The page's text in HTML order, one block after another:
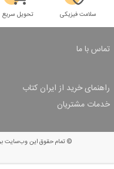
سلامت فیزیکی تحویل سریع
تماس با ما
راهنمای خرید از ایران کتاب
ثبت سفارش
شرایط ارسال سفارش
شیوه پرداخت
تخفیف‌های خرید
خدمات مشتریان
© تمام حقوق این وب‌سایت